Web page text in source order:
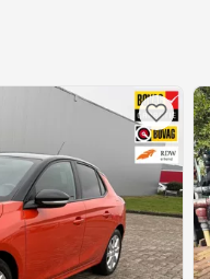
eigenaar.
voor meer informatie